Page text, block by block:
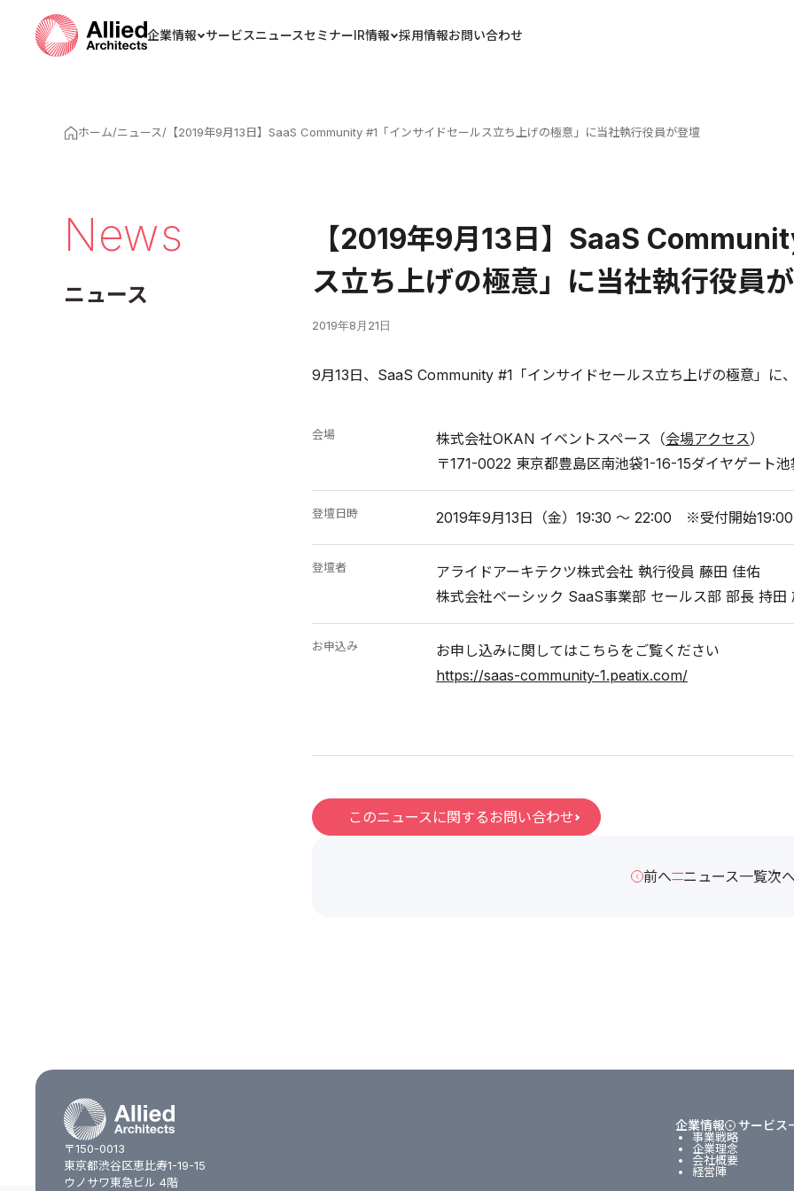
企業情報 サービスニュースセミナーIR情報 採用情報お問い合わせ
ホーム/ニュース/ 【2019年9月13日】SaaS Community #1「インサイドセールス立ち上げの極意」に当社執行役員が登壇
News
ニュース
【2019年9月13日】SaaS
ス立ち上げの極意」に当社執行役員
2019年8月21日
9月13日、SaaS Community #1「インサイドセールス立ち上げの極意」に
会場 株式会社OKAN イベントスペース（会場アクセス）
〒171-0022 東京都豊島区南池袋1-16-15ダイヤゲート池
登壇日時 2019年9月13日（金）19:30 ～ 22:00 ※受付開始
登壇者
アライドアーキテクツ株式会社 執行役員 藤田 佳佑
株式会社ベーシック SaaS事業部 セールス部 部長 持田
お申込み
お申し込みに関してはこちらをご覧ください
https://saas-community-1.peatix.com/
このニュースに関するお問い合わせ
前へ ニュース一覧次へ
〒150-0013
東京都渋谷区恵比寿1-19-15
ウノサワ東急ビル 4階
企業情報
事業戦略
企業理念
会社概要
経営陣
サービス